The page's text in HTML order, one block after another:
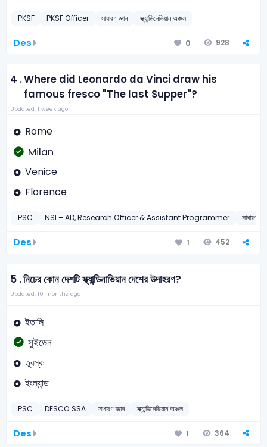
PKSF PKSF Officer সাধারণ জ্ঞান স্ক্যান্ডিনেভিয়ান অঞ্চল
Des 0 928
4 .Where did Leonardo da Vinci draw his
famous fresco "The last Supper"?
Updated: 1 week ago
Rome
Milan
Venice
Florence
PSC NSI – AD, Research Officer & Assistant Programmer সাধারণ
Des 1 452
5 .নিচের কোন দেশটি স্ক্যান্ডিনাভিয়ান দেশের উদাহরণ?
Updated: 10 months ago
ইতালি
সুইডেন
তুরস্ক
ইংল্যান্ড
PSC DESCO SSA সাধারণ জ্ঞান স্ক্যান্ডিনেভিয়ান অঞ্চল
Des 1 364